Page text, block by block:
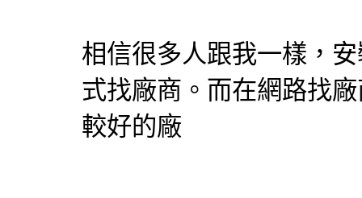
相信很多人跟我一樣，
式找廠商。而在網路找
較好的廠